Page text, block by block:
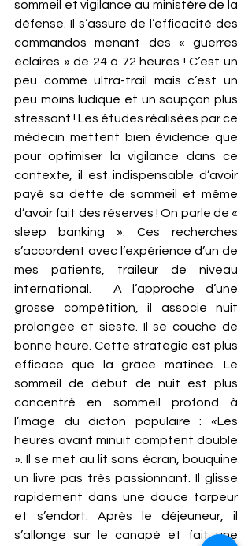
sommeil et vigilance au ministère de la
défense. Il s’assure de l’efficacité des
commandos menant des « guerres
éclaires » de 24 à 72 heures ! C’est un
peu comme ultra-trail mais c’est un
peu moins ludique et un soupçon plus
stressant ! Les études réalisées par ce
médecin mettent bien évidence que
pour optimiser la vigilance dans ce
contexte, il est indispensable d’avoir
payé sa dette de sommeil et même
d’avoir fait des réserves ! On parle de «
sleep banking ». Ces recherches
s’accordent avec l’expérience d’un de
mes patients, traileur de niveau
international.  A l’approche d’une
grosse compétition, il associe nuit
prolongée et sieste. Il se couche de
bonne heure. Cette stratégie est plus
efficace que la grâce matinée. Le
sommeil de début de nuit est plus
concentré en sommeil profond à
l’image du dicton populaire : «Les
heures avant minuit comptent double
». Il se met au lit sans écran, bouquine
un livre pas très passionnant. Il glisse
rapidement dans une douce torpeur
et s’endort. Après le déjeuneur, il
s’allonge sur le canapé et fait une